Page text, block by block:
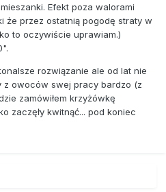
Efekt poza walorami
że przez ostatnią pogodę straty w
to oczywiście uprawiam.)
rozwiązanie ale od lat nie
z owoców swej pracy bardzo (z
zamówiłem krzyżówkę
zaczęły kwitnąć... pod koniec